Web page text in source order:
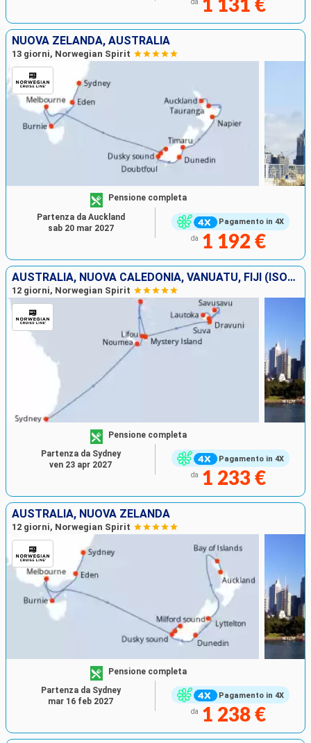
da 1 131 €
NUOVA ZELANDA, AUSTRALIA
13 giorni, Norwegian Spirit
Pagamento in 4X
Pensione completa
da 1 192 €
Partenza da Auckland
sab 20 mar 2027
AUSTRALIA, NUOVA CALEDONIA, VANUATU, FIJI (ISOLE)
12 giorni, Norwegian Spirit
Pagamento in 4X
Pensione completa
da 1 233 €
Partenza da Sydney
ven 23 apr 2027
AUSTRALIA, NUOVA ZELANDA
12 giorni, Norwegian Spirit
Pagamento in 4X
Pensione completa
da 1 238 €
Partenza da Sydney
mar 16 feb 2027